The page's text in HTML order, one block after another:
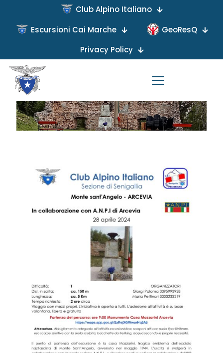
Club Alpino Italiano
Escursioni Cai Marche
GeoResQ
Privacy Policy